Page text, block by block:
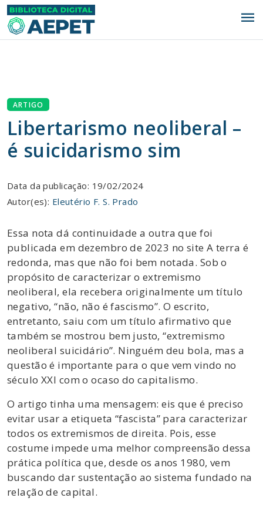
menu
ARTIGO
Libertarismo neoliberal –
é suicidarismo sim
Data da publicação: 19/02/2024
Autor(es): Eleutério F. S. Prado
Essa nota dá continuidade a outra que foi
publicada em dezembro de 2023 no site A terra é
redonda, mas que não foi bem notada. Sob o
propósito de caracterizar o extremismo
neoliberal, ela recebera originalmente um título
negativo, “não, não é fascismo”. O escrito,
entretanto, saiu com um título afirmativo que
também se mostrou bem justo, “extremismo
neoliberal suicidário”. Ninguém deu bola, mas a
questão é importante para o que vem vindo no
século XXI com o ocaso do capitalismo.
O artigo tinha uma mensagem: eis que é preciso
evitar usar a etiqueta “fascista” para caracterizar
todos os extremismos de direita. Pois, esse
costume impede uma melhor compreensão dessa
prática política que, desde os anos 1980, vem
buscando dar sustentação ao sistema fundado na
relação de capital.